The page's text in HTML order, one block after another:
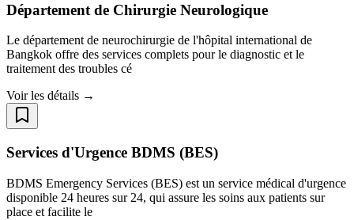
Département de Chirurgie Neurologique
Le département de neurochirurgie de l'hôpital international de
Bangkok offre des services complets pour le diagnostic et le
traitement des troubles cé
Voir les détails →
Services d'Urgence BDMS (BES)
BDMS Emergency Services (BES) est un service médical d'urgence
disponible 24 heures sur 24, qui assure les soins aux patients sur
place et facilite le